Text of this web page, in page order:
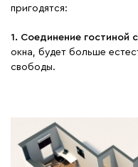
пригодятся:
1. Соединение гостиной
окна, будет больше
свободы.